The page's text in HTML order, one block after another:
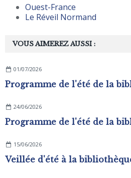
VOUS AIMEREZ AUSSI :
01/07/2026
24/06/2026
15/06/2026
Veillée d'été à la
Ouest-France
Le Réveil Normand